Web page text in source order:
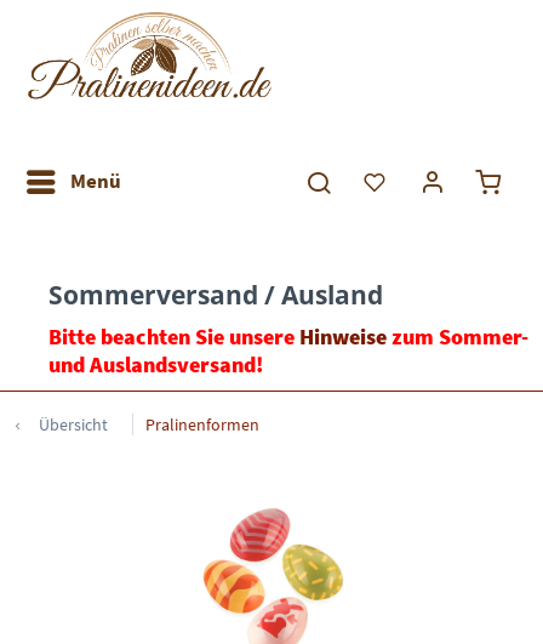
Menü
Sommerversand / Ausland
Bitte beachten Sie unsere Hinweisezum Sommer-
und Auslandsversand!
Übersicht Pralinenformen